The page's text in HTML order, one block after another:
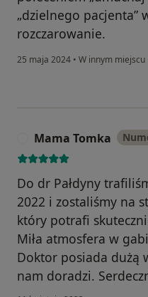
„dzielnego pacjenta”
rozczarowanie.
25 maja 2024 • W innym miejscu
Mama Tomka
Do dr Pałdyny
2022 i zostaliśmy na
który potrafi
Miła atmosfera w
Doktor posiada dużą
nam doradzi.